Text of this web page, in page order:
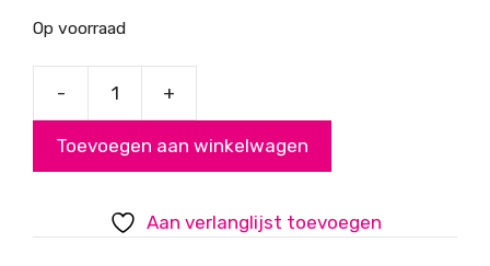
Op voorraad
-
DQ
zilver
aantal
+
Toevoegen aan winkelwagen
Aan verlanglijst toevoegen